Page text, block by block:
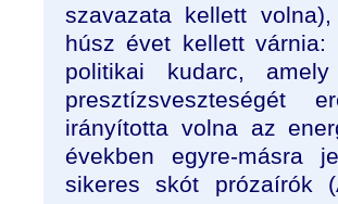
szavazata kellett
húsz évet kellett
politikai kudarc,
presztízsveszteségét
irányította volna az
években egyre-másra
sikeres skót prózaírók